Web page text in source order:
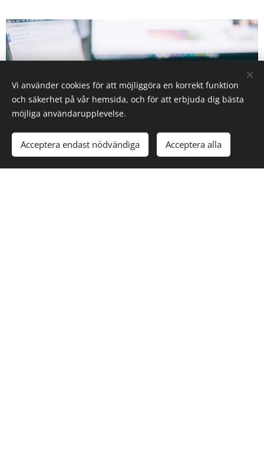
Vi använder cookies för att möjliggöra en korrekt funktion
och säkerhet på vår hemsida, och för att erbjuda dig bästa
möjliga användarupplevelse.
Acceptera endast nödvändiga Acceptera alla